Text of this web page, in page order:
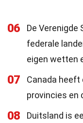
06
De Verenigde
federale
eigen wetten
07
Canada
provincies en
08
Duitsland is